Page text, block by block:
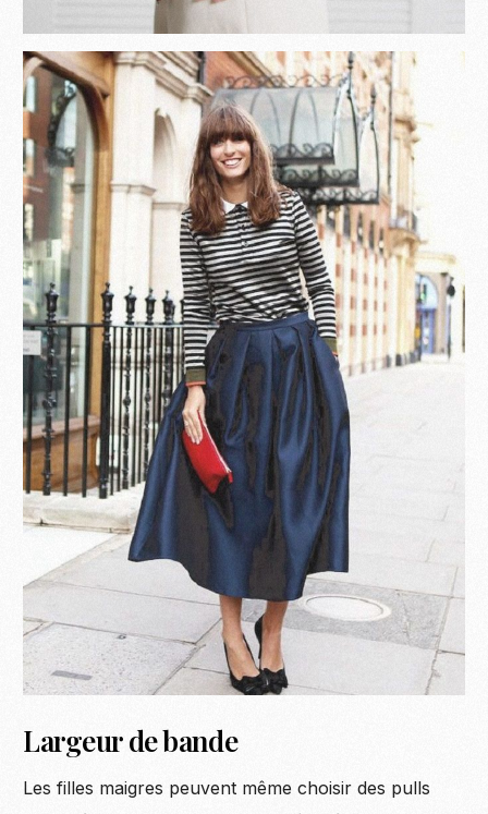
Largeur de bande
Les filles maigres peuvent même choisir des pulls